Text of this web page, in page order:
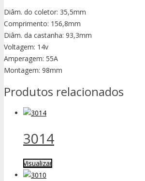
Diâm. do coletor: 35,5mm
Comprimento: 156,8mm
Diâm. da castanha: 93,3mm
Voltagem: 14v
Amperagem: 55A
Montagem: 98mm
Produtos relacionados
3014
Visualizar